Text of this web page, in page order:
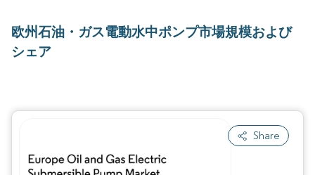
欧州石油・ガス電動水中ポンプ市場規模および
シェア
Share